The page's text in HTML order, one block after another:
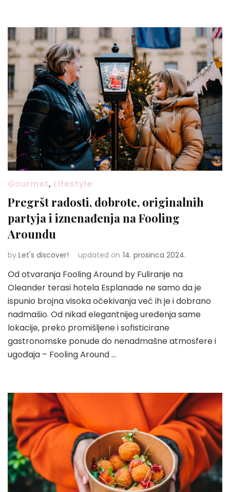
Gourmet, Lifestyle
Pregršt radosti, dobrote, originalnih
partyja i iznenađenja na Fooling
Aroundu
by Let's discover! updated on 14. prosinca 2024.
Od otvaranja Fooling Around by Fuliranje na
Oleander terasi hotela Esplanade ne samo da je
ispunio brojna visoka očekivanja već ih je i dobrano
nadmašio. Od nikad elegantnijeg uređenja same
lokacije, preko promišljene i sofisticirane
gastronomske ponude do nenadmašne atmosfere i
ugođaja – Fooling Around …